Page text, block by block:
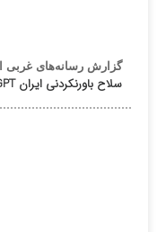
گزارش رسانه‌های غربی
سلاح باورنکردنی ایران ChatGPT است